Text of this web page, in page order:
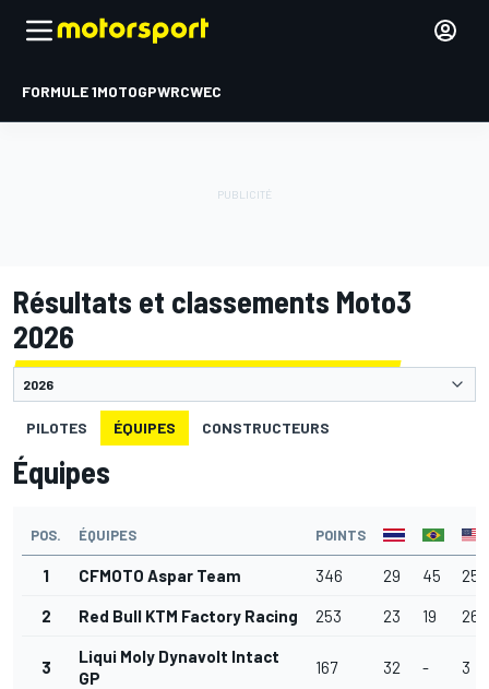
FORMULE 1MOTOGPWRCWEC
Résultats et classements Moto3
2026
PILOTES ÉQUIPES CONSTRUCTEURS
Équipes
POS. ÉQUIPES POINTS
1 CFMOTO Aspar Team 346 29 45 25
2 Red Bull KTM Factory Racing 253 23 19 26
3
Liqui Moly Dynavolt Intact
GP
167 32 - 3